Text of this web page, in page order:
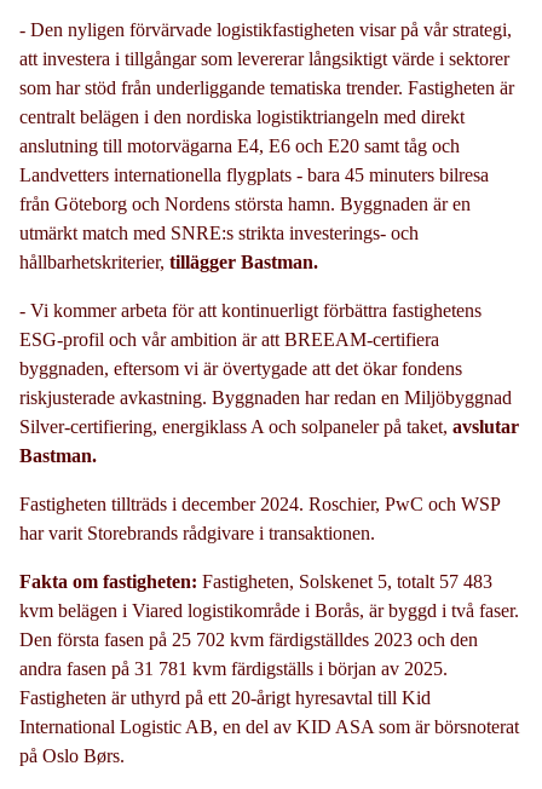
- Den nyligen förvärvade logistikfastigheten visar på vår strategi,
att investera i tillgångar som levererar långsiktigt värde i sektorer
som har stöd från underliggande tematiska trender. Fastigheten är
centralt belägen i den nordiska logistiktriangeln med direkt
anslutning till motorvägarna E4, E6 och E20 samt tåg och
Landvetters internationella flygplats - bara 45 minuters bilresa
från Göteborg och Nordens största hamn. Byggnaden är en
utmärkt match med SNRE:s strikta investerings- och
hållbarhetskriterier, tillägger Bastman.
- Vi kommer arbeta för att kontinuerligt förbättra fastighetens
ESG-profil och vår ambition är att BREEAM-certifiera
byggnaden, eftersom vi är övertygade att det ökar fondens
riskjusterade avkastning. Byggnaden har redan en Miljöbyggnad
Silver-certifiering, energiklass A och solpaneler på taket, avslutar
Bastman.
Fastigheten tillträds i december 2024. Roschier, PwC och WSP
har varit Storebrands rådgivare i transaktionen.
Fakta om fastigheten: Fastigheten, Solskenet 5, totalt 57 483
kvm belägen i Viared logistikområde i Borås, är byggd i två faser.
Den första fasen på 25 702 kvm färdigställdes 2023 och den
andra fasen på 31 781 kvm färdigställs i början av 2025.
Fastigheten är uthyrd på ett 20-årigt hyresavtal till Kid
International Logistic AB, en del av KID ASA som är börsnoterat
på Oslo Børs.